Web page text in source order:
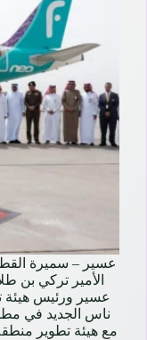
عسير – سميرة
الأمير تركي بن
عسير ورئيس هيئة
ناس الجديد في
مع هيئة تطوير